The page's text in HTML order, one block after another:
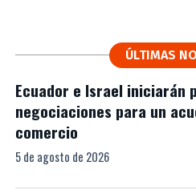
ÚLTIMAS
Ecuador e Israel iniciarán
negociaciones para un
comercio
5 de agosto de 2026